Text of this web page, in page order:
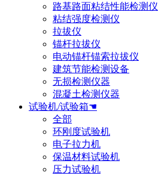
路基路面粘结性能检测仪
粘结强度检测仪
拉拔仪
锚杆拉拔仪
电动锚杆锚索拉拔仪
建筑节能检测设备
无损检测仪器
混凝土检测仪器
试验机/试验箱☚
全部
环刚度试验机
电子拉力机
保温材料试验机
压力试验机